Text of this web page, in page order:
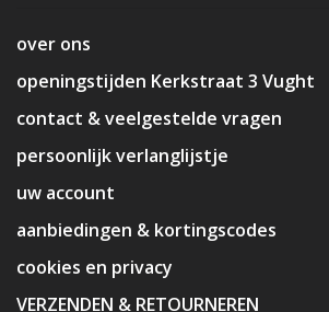
over ons
openingstijden Kerkstraat 3 Vught
contact & veelgestelde vragen
persoonlijk verlanglijstje
uw account
aanbiedingen & kortingscodes
cookies en privacy
VERZENDEN & RETOURNEREN